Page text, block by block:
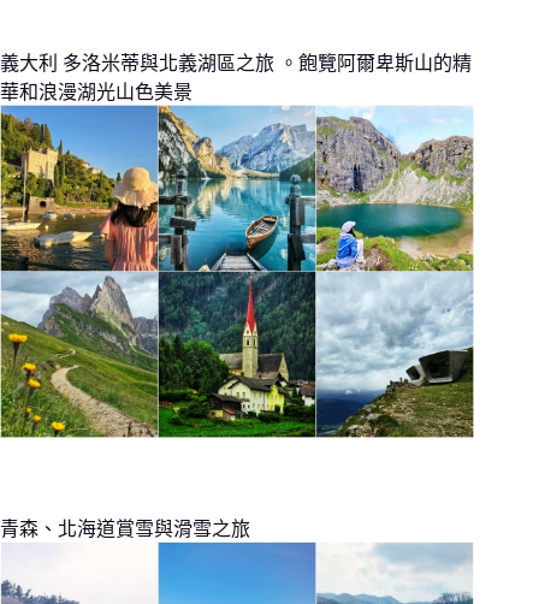
義大利 多洛米蒂與北義湖區之旅 。飽覽阿爾卑斯山的精
華和浪漫湖光山色美景
青森、北海道賞雪與滑雪之旅